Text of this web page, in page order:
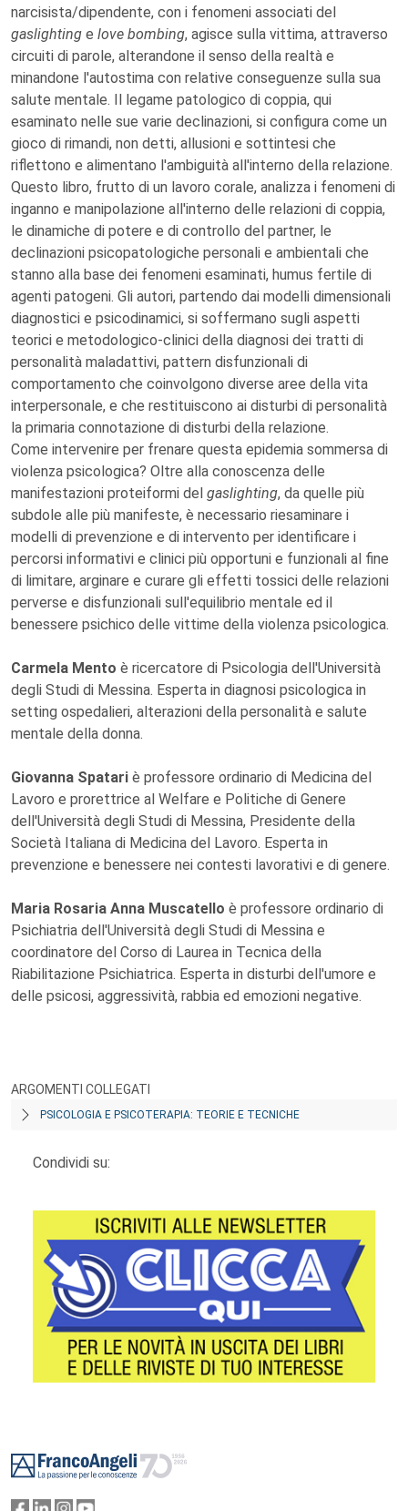
narcisista/dipendente, con i fenomeni associati del
gaslighting e love bombing, agisce sulla vittima, attraverso
circuiti di parole, alterandone il senso della realtà e
minandone l'autostima con relative conseguenze sulla sua
salute mentale. Il legame patologico di coppia, qui
esaminato nelle sue varie declinazioni, si configura come un
gioco di rimandi, non detti, allusioni e sottintesi che
riflettono e alimentano l'ambiguità all'interno della relazione.
Questo libro, frutto di un lavoro corale, analizza i fenomeni di
inganno e manipolazione all'interno delle relazioni di coppia,
le dinamiche di potere e di controllo del partner, le
declinazioni psicopatologiche personali e ambientali che
stanno alla base dei fenomeni esaminati, humus fertile di
agenti patogeni. Gli autori, partendo dai modelli dimensionali
diagnostici e psicodinamici, si soffermano sugli aspetti
teorici e metodologico-clinici della diagnosi dei tratti di
personalità maladattivi, pattern disfunzionali di
comportamento che coinvolgono diverse aree della vita
interpersonale, e che restituiscono ai disturbi di personalità
la primaria connotazione di disturbi della relazione.
Come intervenire per frenare questa epidemia sommersa di
violenza psicologica? Oltre alla conoscenza delle
manifestazioni proteiformi del gaslighting, da quelle più
subdole alle più manifeste, è necessario riesaminare i
modelli di prevenzione e di intervento per identificare i
percorsi informativi e clinici più opportuni e funzionali al fine
di limitare, arginare e curare gli effetti tossici delle relazioni
perverse e disfunzionali sull'equilibrio mentale ed il
benessere psichico delle vittime della violenza psicologica.
Carmela Mento è ricercatore di Psicologia dell'Università
degli Studi di Messina. Esperta in diagnosi psicologica in
setting ospedalieri, alterazioni della personalità e salute
mentale della donna.
Giovanna Spatari è professore ordinario di Medicina del
Lavoro e prorettrice al Welfare e Politiche di Genere
dell'Università degli Studi di Messina, Presidente della
Società Italiana di Medicina del Lavoro. Esperta in
prevenzione e benessere nei contesti lavorativi e di genere.
Maria Rosaria Anna Muscatello è professore ordinario di
Psichiatria dell'Università degli Studi di Messina e
coordinatore del Corso di Laurea in Tecnica della
Riabilitazione Psichiatrica. Esperta in disturbi dell'umore e
delle psicosi, aggressività, rabbia ed emozioni negative.
ARGOMENTI COLLEGATI
PSICOLOGIA E PSICOTERAPIA: TEORIE E TECNICHE
Condividi su: